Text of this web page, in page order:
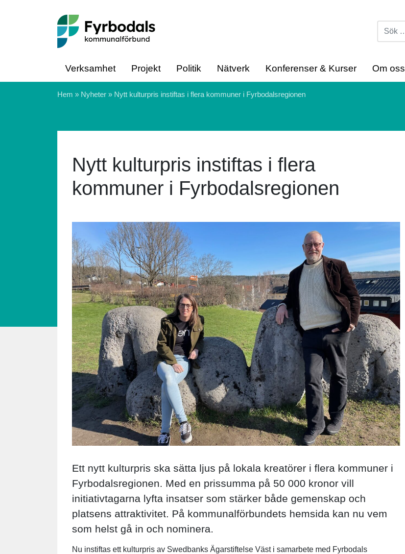
Verksamhet Projekt Politik Nätverk Konferenser & Kurser Om oss
Hem » Nyheter » Nytt kulturpris instiftas i flera kommuner i Fyrbodalsregionen
Nytt kulturpris instiftas i flera
kommuner i Fyrbodalsregionen
Ett nytt kulturpris ska sätta ljus på lokala kreatörer i flera kommuner i
Fyrbodalsregionen. Med en prissumma på 50 000 kronor vill
initiativtagarna lyfta insatser som stärker både gemenskap och
platsens attraktivitet. På kommunalförbundets hemsida kan nu vem
som helst gå in och nominera.
Nu instiftas ett kulturpris av Swedbanks Ägarstiftelse Väst i samarbete med Fyrbodals